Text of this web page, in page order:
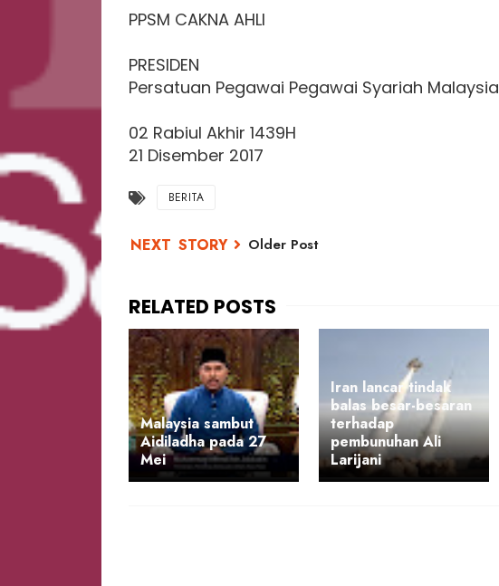
PPSM CAKNA AHLI
PRESIDEN
Persatuan Pegawai Pegawai Syariah Malaysia
02 Rabiul Akhir 1439H
21 Disember 2017
BERITA
Older Post
Malaysia sambut
Aidiladha pada 27
Mei
Iran lancar tindak
balas besar-besaran
terhadap
pembunuhan Ali
Larijani